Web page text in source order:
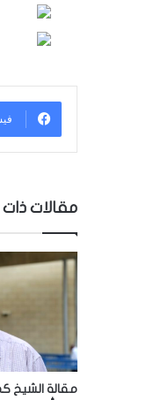
مقالات
مقالة الشيخ